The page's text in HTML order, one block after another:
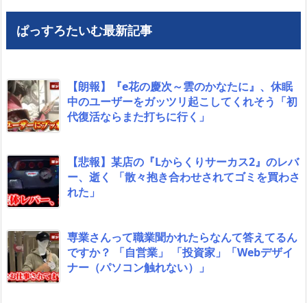
ぱっすろたいむ最新記事
【朗報】『e花の慶次～雲のかなたに』、休眠
中のユーザーをガッツリ起こしてくれそう「初
代復活ならまた打ちに行く」
【悲報】某店の『Lからくりサーカス2』のレバ
ー、逝く 「散々抱き合わせされてゴミを買わさ
れた」
専業さんって職業聞かれたらなんて答えてるん
ですか？ 「自営業」 「投資家」「Webデザイ
ナー（パソコン触れない）」